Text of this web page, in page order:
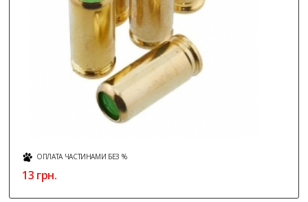
ОПЛАТА ЧАСТИНАМИ БЕЗ %
13 грн.